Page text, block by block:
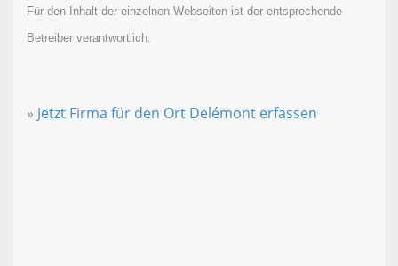
Für den Inhalt der einzelnen Webseiten ist der entsprechende
Betreiber verantwortlich.
» Jetzt Firma für den Ort Delémont erfassen